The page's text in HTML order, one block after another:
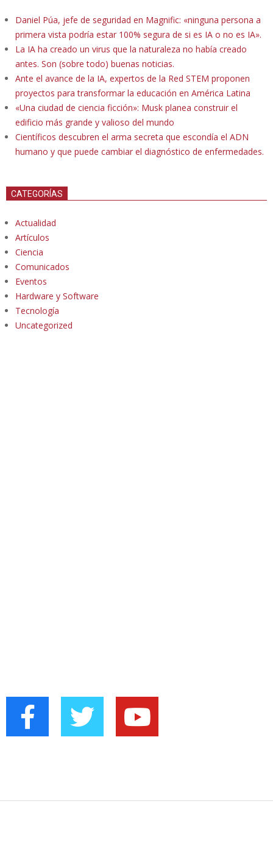
Daniel Púa, jefe de seguridad en Magnific: «ninguna persona a
primera vista podría estar 100% segura de si es IA o no es IA».
La IA ha creado un virus que la naturaleza no había creado
antes. Son (sobre todo) buenas noticias.
Ante el avance de la IA, expertos de la Red STEM proponen
proyectos para transformar la educación en América Latina
«Una ciudad de ciencia ficción»: Musk planea construir el
edificio más grande y valioso del mundo
Científicos descubren el arma secreta que escondía el ADN
humano y que puede cambiar el diagnóstico de enfermedades.
CATEGORÍAS
Actualidad
Artículos
Ciencia
Comunicados
Eventos
Hardware y Software
Tecnología
Uncategorized